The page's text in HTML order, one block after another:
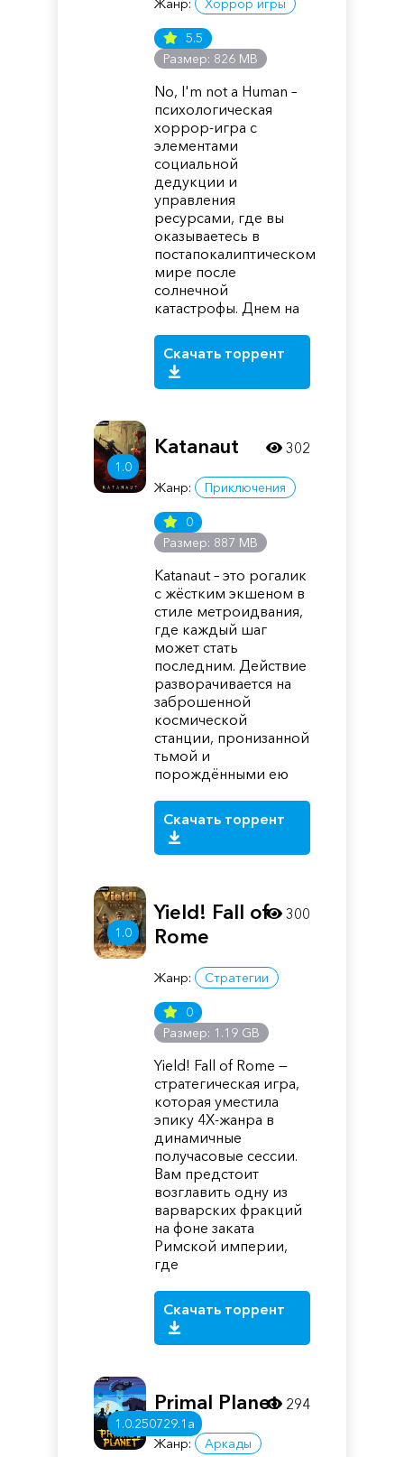
Жанр: Хоррор игры
5.5
Размер: 826 MB
No, I'm not a Human –
психологическая
хоррор-игра с
элементами
социальной
дедукции и
управления
ресурсами, где вы
оказываетесь в
постапокалиптическом
мире после
солнечной
катастрофы. Днем на
Скачать торрент
1.0
Katanaut
Жанр: Приключения
0
Размер: 887 MB
Katanaut – это рогалик
с жёстким экшеном в
стиле метроидвания,
где каждый шаг
может стать
последним. Действие
разворачивается на
заброшенной
космической
станции, пронизанной
тьмой и
порождёнными ею
Скачать торрент
302
1.0
Yield! Fall of
Rome
Жанр: Стратегии
0
Размер: 1.19 GB
Yield! Fall of Rome —
стратегическая игра,
которая уместила
эпику 4X-жанра в
динамичные
получасовые сессии.
Вам предстоит
возглавить одну из
варварских фракций
на фоне заката
Римской империи,
где
Скачать торрент
300
1.0.250729.1a
Primal Planet
Жанр: Аркады
294